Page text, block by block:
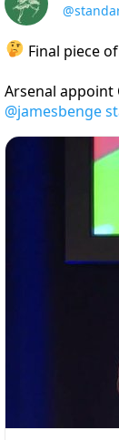
Final piece
Arsenal appoint
@jamesbenge